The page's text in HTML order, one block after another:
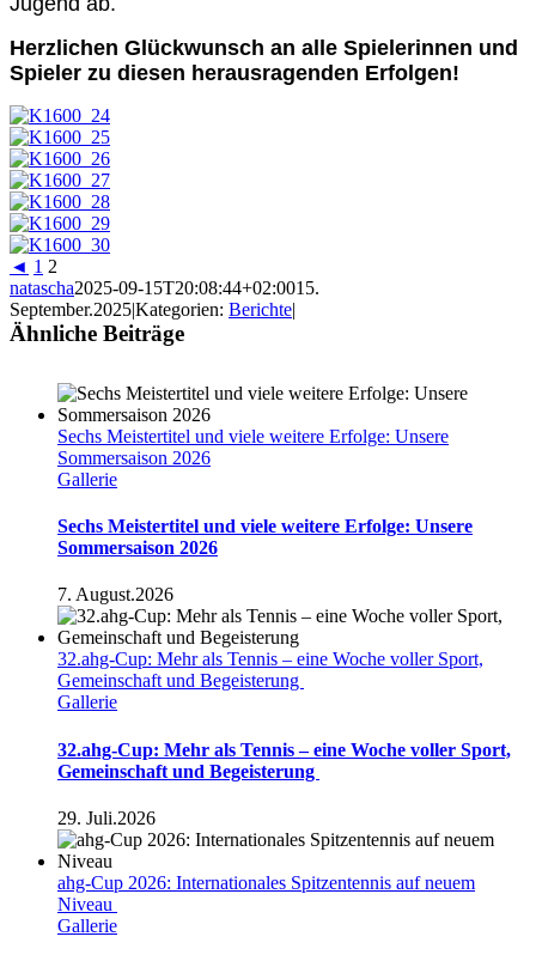
Herzlichen Glückwunsch an alle Spielerinnen und
Spieler zu diesen herausragenden Erfolgen!
◄ 1 2
natascha2025-09-15T20:08:44+02:0015.
September.2025|Kategorien: Berichte|
Ähnliche Beiträge
Sechs Meistertitel und viele weitere Erfolge: Unsere
Sommersaison 2026
Gallerie
Sechs Meistertitel und viele weitere Erfolge: Unsere
Sommersaison 2026
7. August.2026
32.ahg-Cup: Mehr als Tennis – eine Woche voller Sport,
Gemeinschaft und Begeisterung
Gallerie
32.ahg-Cup: Mehr als Tennis – eine Woche voller Sport,
Gemeinschaft und Begeisterung
29. Juli.2026
ahg-Cup 2026: Internationales Spitzentennis auf neuem
Niveau
Gallerie